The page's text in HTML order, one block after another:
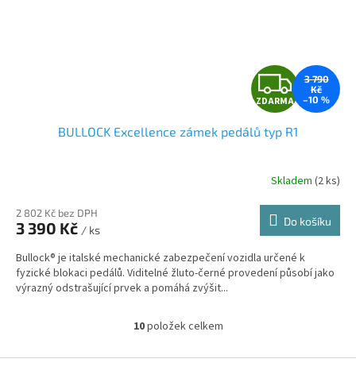
Z
D
R
M
A
ZDARMA
3 790
Kč
–10 %
BULLOCK Excellence zámek pedálů typ R1
Skladem (2 ks)
2 802 Kč bez DPH
3 390 Kč / ks
Do košíku
Bullock® je italské mechanické zabezpečení vozidla určené k
fyzické blokaci pedálů. Viditelné žluto-černé provedení působí jako
výrazný odstrašující prvek a pomáhá zvýšit...
O
l
10položek celkem